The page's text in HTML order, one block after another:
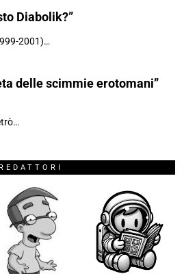
Diabolik?”
2001)…
delle scimmie erotomani”
REDATTORI